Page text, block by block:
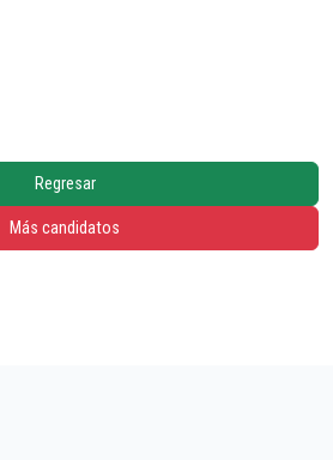
Regresar
Más candidatos